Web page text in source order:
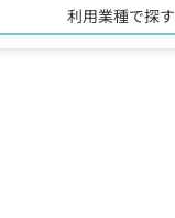
利用業種で探す